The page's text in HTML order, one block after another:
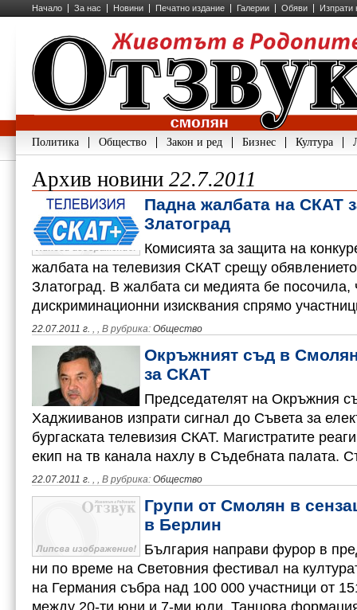
Начало За нас Новини Печатно издание Галерии Обяви Изпрати
Политика Общество Закон и ред Бизнес Култура
Архив новини 22.7.2011
Падна жалбата на СКАТ
Златоград
Комисията за защита на
жалбата на телевизия СКАТ срещу обявлението
Златоград. В жалбата си медията бе посочила,
дискриминационни изисквания спрямо
22.07.2011 г. , , В рубрика: Общество
Окръжният съд в
за СКАТ
Председателят на Окръжния
Хаджииванов изпрати сигнал до Съвета за
бургаската телевизия СКАТ. Магистратите
екип на тв канала нахлу в Съдебната палата.
22.07.2011 г. , , В рубрика: Общество
Групи от Смолян в
в Берлин
България направи фурор в
ни по време на Световния фестивал на
на Германия събра над 100 000 участници от
между 20-ти юни и 7-ми юли. Танцова